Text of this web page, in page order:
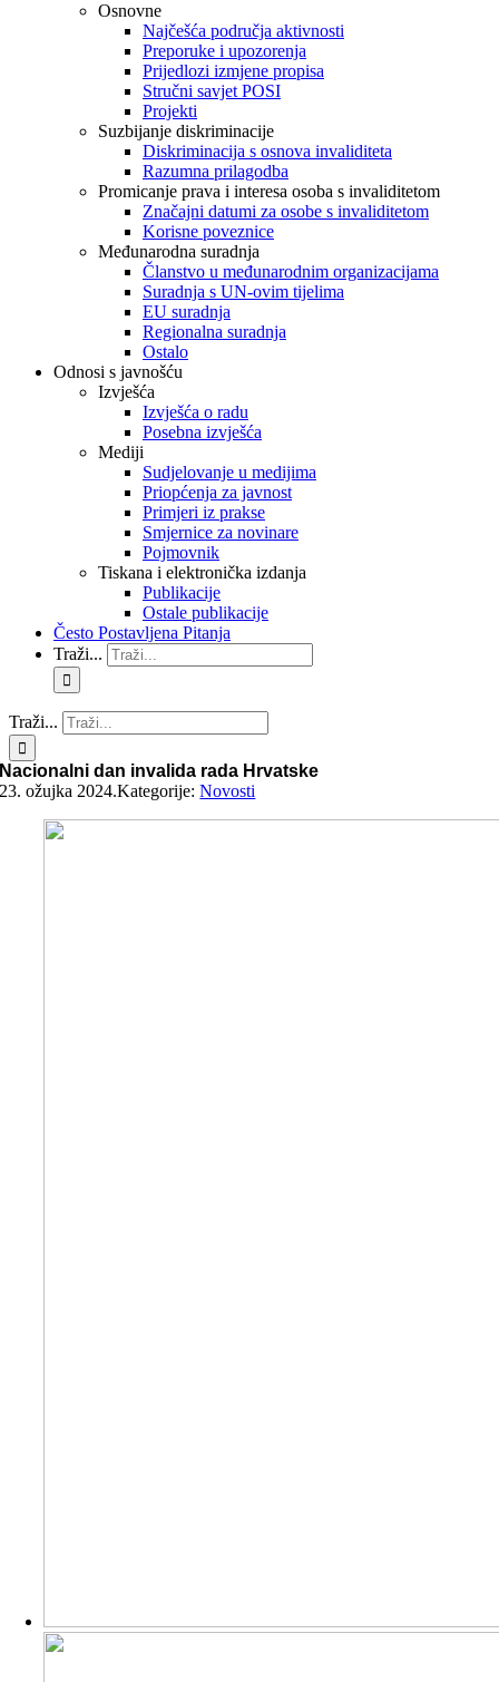
Osnovne
Najčešća područja aktivnosti
Preporuke i upozorenja
Prijedlozi izmjene propisa
Stručni savjet POSI
Projekti
Suzbijanje diskriminacije
Diskriminacija s osnova invaliditeta
Razumna prilagodba
Promicanje prava i interesa osoba s invaliditetom
Značajni datumi za osobe s invaliditetom
Korisne poveznice
Međunarodna suradnja
Članstvo u međunarodnim organizacijama
Suradnja s UN-ovim tijelima
EU suradnja
Regionalna suradnja
Ostalo
Odnosi s javnošću
Izvješća
Izvješća o radu
Posebna izvješća
Mediji
Sudjelovanje u medijima
Priopćenja za javnost
Primjeri iz prakse
Smjernice za novinare
Pojmovnik
Tiskana i elektronička izdanja
Publikacije
Ostale publikacije
Često Postavljena Pitanja
Traži...
Traži...
Nacionalni dan invalida rada Hrvatske
23. ožujka 2024.Kategorije:Novosti